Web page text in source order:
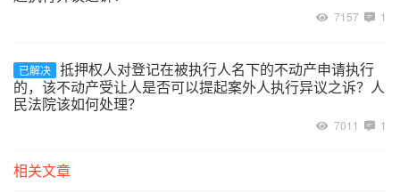
7157 1
已解决 抵押权人对登记在被执行人名下的不动产申请执行
的，该不动产受让人是否可以提起案外人执行异议之诉？人
民法院该如何处理？
7011 1
相关文章